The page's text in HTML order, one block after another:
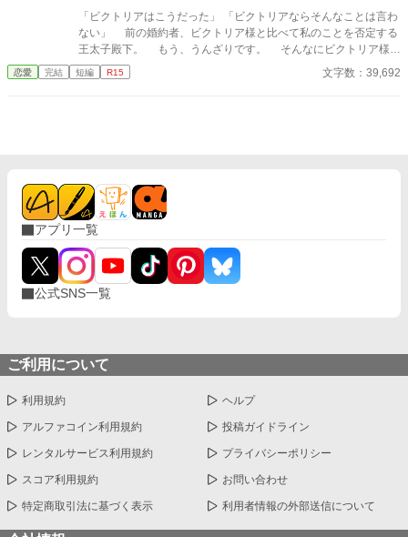
「ビクトリアはこうだった」 「ビクトリアならそんなことは言わ
ない」 前の婚約者、ビクトリア様と比べて私のことを否定する
王太子殿下。 もう、うんざりです。 そんなにビクトリア様が
いいなら私と婚約解消なさってください――――……
恋愛 完結 短編 R15 文字数：39,692
アプリ一覧
公式SNS一覧
ご利用について
利用規約 ヘルプ
アルファコイン利用規約 投稿ガイドライン
レンタルサービス利用規約 プライバシーポリシー
スコア利用規約 お問い合わせ
特定商取引法に基づく表示 利用者情報の外部送信について